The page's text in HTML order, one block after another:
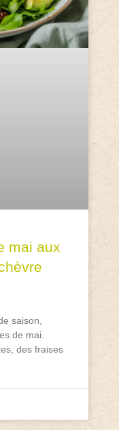
mai aux
saison,
de mai.
des fraises